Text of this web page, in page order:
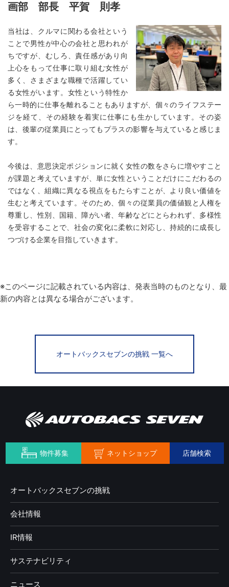
画部 部長 平賀 則孝
当社は、クルマに関わる会社という
ことで男性が中心の会社と思われが
ちですが、むしろ、責任感があり向
上心をもって仕事に取り組む女性が
多く、さまざまな職種で活躍してい
る女性がいます。女性という特性か
ら一時的に仕事を離れることもありますが、個々のライフステー
ジを経て、その経験を着実に仕事にも生かしています。その姿
は、後輩の従業員にとってもプラスの影響を与えていると感じま
す。
今後は、意思決定ポジションに就く女性の数をさらに増やすこと
が課題と考えていますが、単に女性ということだけにこだわるの
ではなく、組織に異なる視点をもたらすことが、より良い価値を
生むと考えています。そのため、個々の従業員の価値観と人権を
尊重し、性別、国籍、障がい者、年齢などにとらわれず、多様性
を受容することで、社会の変化に柔軟に対応し、持続的に成長し
つづける企業を目指していきます。
※このページに記載されている内容は、発表当時のものとなり、最
新の内容とは異なる場合がございます。
オートバックスセブンの挑戦 一覧へ
物件募集 ネットショップ 店舗検索
オートバックスセブンの挑戦
会社情報
IR情報
サステナビリティ
ニュース